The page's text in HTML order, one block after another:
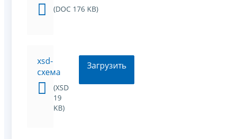
(DOC 176 KB)
xsd-
схема
(XSD
19
KB)
Загрузить